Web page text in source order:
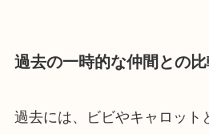
過去の一時的な仲間との
過去には、ビビやキャロット